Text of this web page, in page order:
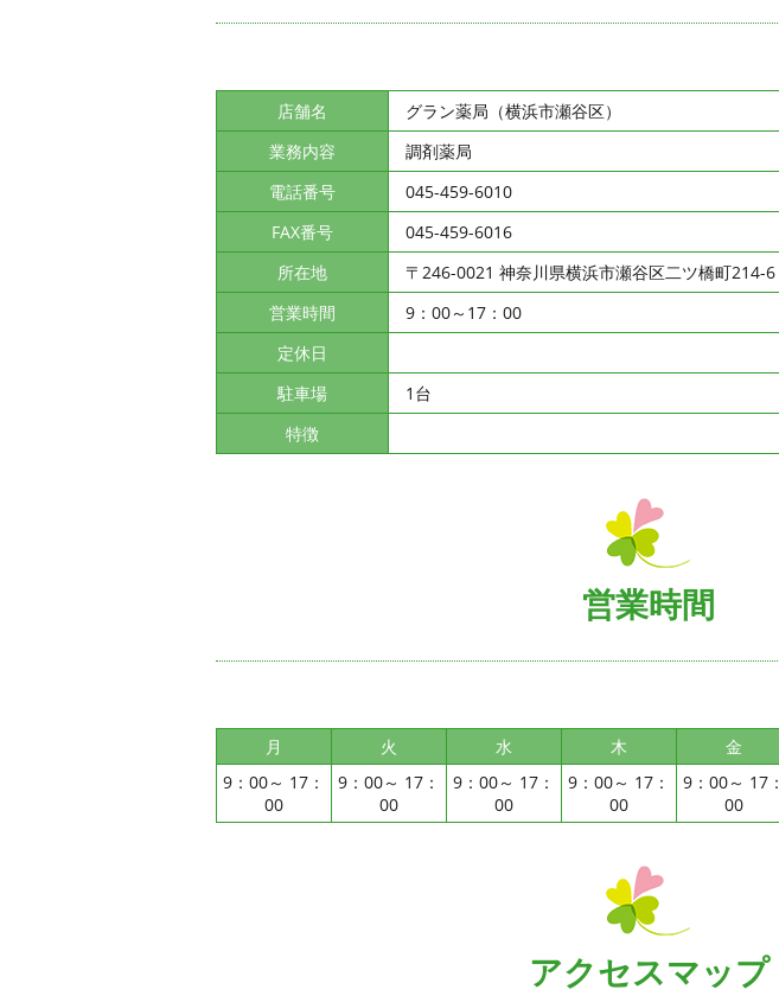
店舗名
グラン薬局（横浜市瀬谷区）
業務内容
調剤薬局
電話番号
045-459-6010
FAX番号
045-459-6016
所在地
〒246-0021神奈川県横浜市瀬谷区二ツ橋町214-6
営業時間
9：00～17：00
定休日
駐車場
1台
特徴
営業時間
月 火 水 木 金
9：00～ 17：
00
9：00～ 17：
00
9：00～ 17：
00
9：00～ 17：
00
9：00～ 17：
00
アクセスマップ